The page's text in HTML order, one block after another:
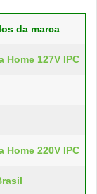
da marca
127V IPC
220V IPC